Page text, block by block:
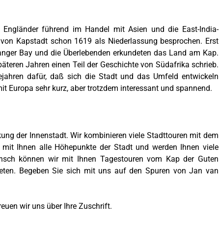
führend im Handel mit Asien und die East-India-
Kapstadt schon 1619 als Niederlassung besprochen. Erst
Bay und die Überlebenden erkundeten das Land am Kap.
Jahren einen Teil der Geschichte von Südafrika schrieb.
dafür, daß sich die Stadt und das Umfeld entwickeln
Europa sehr kurz, aber trotzdem interessant und spannend.
der Innenstadt. Wir kombinieren viele Stadttouren mit dem
Ihnen alle Höhepunkte der Stadt und werden Ihnen viele
können wir mit Ihnen Tagestouren vom Kap der Guten
Begeben Sie sich mit uns auf den Spuren von Jan van
wir uns über Ihre Zuschrift.